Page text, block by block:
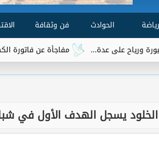
الحوادث فن وثقافة
مفاجأة عن فاتورة الكهرباء.. جهاز
يسجل الهدف الأول في